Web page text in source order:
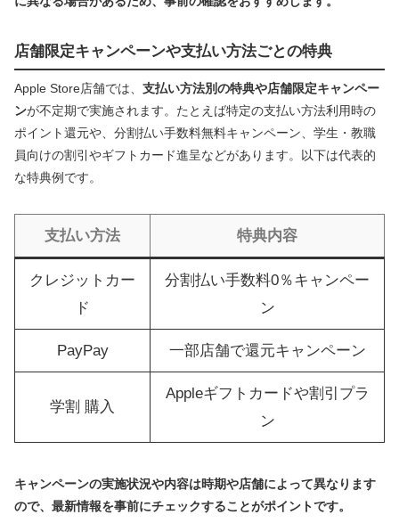
店舗限定キャンペーンや支払い方法ごとの特典
Apple Store店舗では、 支払い方法別の特典や店舗限定キャンペー
ンが不定期で実施されます。たとえば特定の支払い方法利用時の
ポイント還元や、分割払い手数料無料キャンペーン、学生・教職
員向けの割引やギフトカード進呈などがあります。以下は代表的
な特典例です。
支払い方法 特典内容
クレジットカー
ド
分割払い手数料0％キャンペー
ン
PayPay 一部店舗で還元キャンペーン
学割 購入
Appleギフトカードや割引プラ
ン
キャンペーンの実施状況や内容は時期や店舗によって異なります
ので、最新情報を事前にチェックすることがポイントです。